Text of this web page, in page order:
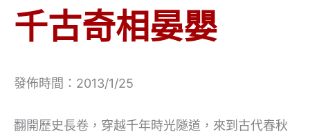
千古奇相晏嬰
發佈時間：2013/1/25
翻開歷史長卷，穿越千年時光隧道，來到古代春秋